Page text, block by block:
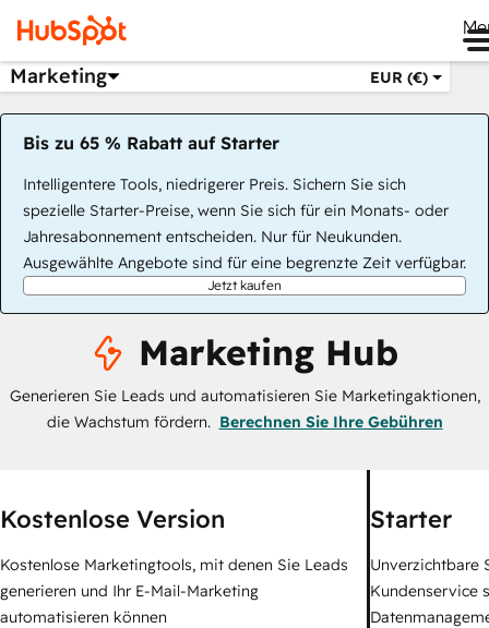
Marketing EUR (€)
Bis zu 65 % Rabatt auf Starter
Intelligentere Tools, niedrigerer Preis. Sichern Sie sich
spezielle Starter-Preise, wenn Sie sich für ein Monats- oder
Jahresabonnement entscheiden. Nur für Neukunden.
Ausgewählte Angebote sind für eine begrenzte Zeit verfügbar.
Jetzt kaufen
Marketing Hub
Generieren Sie Leads und automatisieren Sie Marketingaktionen,
die Wachstum fördern. Berechnen Sie Ihre Gebühren
Kostenlose Version
Kostenlose Marketingtools, mit denen Sie Leads
generieren und Ihr E-Mail-Marketing
automatisieren können
Starter
Unverzichtbare
Kundenservice